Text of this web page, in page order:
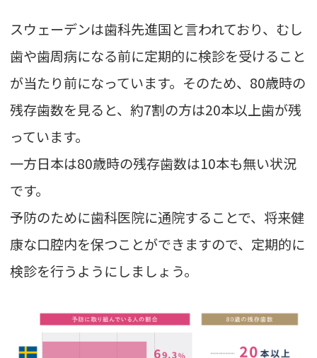
スウェーデンは歯科先進国と言われており、むし
歯や歯周病になる前に定期的に検診を受けること
が当たり前になっています。そのため、80歳時の
残存歯数を見ると、約7割の方は20本以上歯が残
っています。
一方日本は80歳時の残存歯数は10本も無い状況
です。
予防のために歯科医院に通院することで、将来健
康な口腔内を保つことができますので、定期的に
検診を行うようにしましょう。